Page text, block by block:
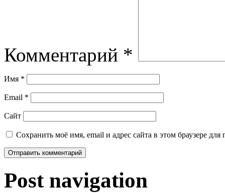
Комментарий *
Имя *
Email *
Сайт
Сохранить моё имя, email и адрес сайта в этом браузере
Post navigation